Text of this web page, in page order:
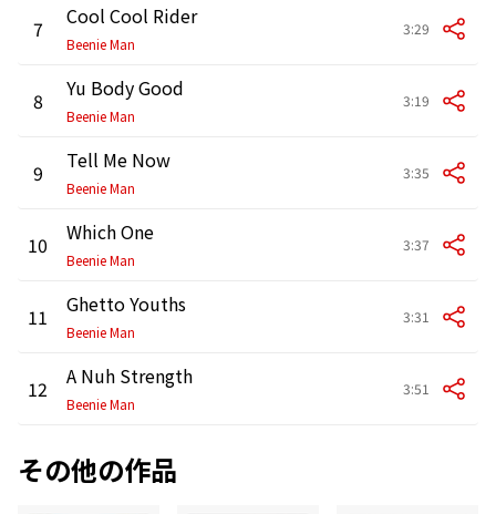
7 Cool Cool Rider
Beenie Man
3:29
8 Yu Body Good
Beenie Man
3:19
9 Tell Me Now
Beenie Man
3:35
10 Which One
Beenie Man
3:37
11 Ghetto Youths
Beenie Man
3:31
12 A Nuh Strength
Beenie Man
3:51
その他の作品